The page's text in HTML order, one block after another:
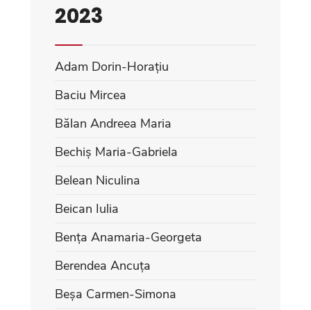
2023
Adam Dorin-Horațiu
Baciu Mircea
Bălan Andreea Maria
Bechiș Maria-Gabriela
Belean Niculina
Beican Iulia
Bența Anamaria-Georgeta
Berendea Ancuța
Beșa Carmen-Simona